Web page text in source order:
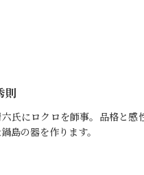
則
氏にロクロを師事。品格と感
島の器を作ります。